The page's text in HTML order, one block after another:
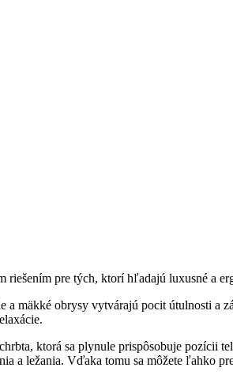
pre tých, ktorí hľadajú luxusné a
mäkké obrysy vytvárajú pocit útulnosti a
ktorá sa plynule prispôsobuje pozícii
a ležania. Vďaka tomu sa môžete ľahko